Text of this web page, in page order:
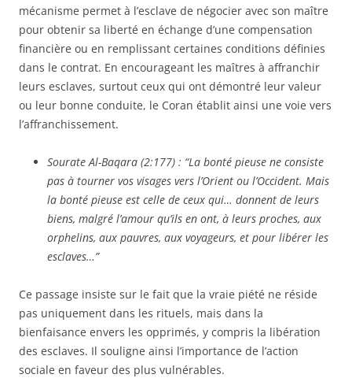
mécanisme permet à l’esclave de négocier avec son maître
pour obtenir sa liberté en échange d’une compensation
financière ou en remplissant certaines conditions définies
dans le contrat. En encourageant les maîtres à affranchir
leurs esclaves, surtout ceux qui ont démontré leur valeur
ou leur bonne conduite, le Coran établit ainsi une voie vers
l’affranchissement.
Sourate Al-Baqara (2:177) : “La bonté pieuse ne consiste
pas à tourner vos visages vers l’Orient ou l’Occident. Mais
la bonté pieuse est celle de ceux qui… donnent de leurs
biens, malgré l’amour qu’ils en ont, à leurs proches, aux
orphelins, aux pauvres, aux voyageurs, et pour libérer les
esclaves…”
Ce passage insiste sur le fait que la vraie piété ne réside
pas uniquement dans les rituels, mais dans la
bienfaisance envers les opprimés, y compris la libération
des esclaves. Il souligne ainsi l’importance de l’action
sociale en faveur des plus vulnérables.